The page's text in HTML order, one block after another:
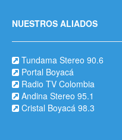
NUESTROS ALIADOS
Tundama Stereo 90.6
Portal Boyacá
Radio TV Colombia
Andina Stereo 95.1
Cristal Boyacá 98.3